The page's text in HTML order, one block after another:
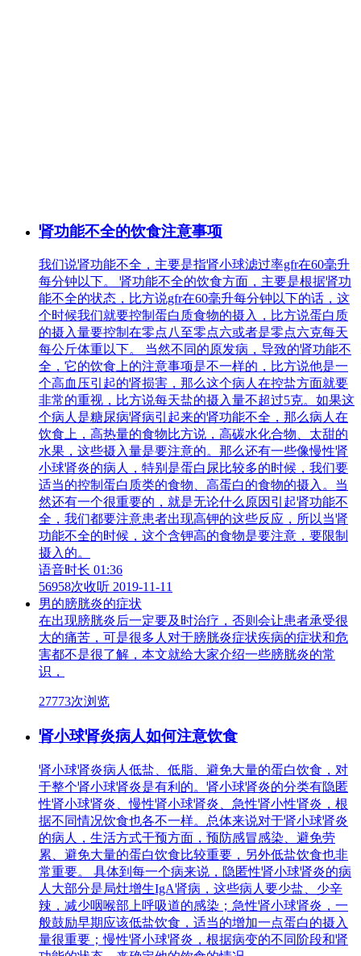
肾功能不全的饮食注意事项
我们说肾功能不全，主要是指肾小球滤过率gfr在60毫升
每分钟以下。 肾功能不全的饮食方面，主要是根据肾功
能不全的状态，比方说gfr在60毫升每分钟以下的话，这
个时候我们就要控制蛋白质食物的摄入，比方说蛋白质
的摄入量要控制在零点八至零点六或者是零点六克每天
每公斤体重以下。 当然不同的原发病，导致的肾功能不
全，它的饮食上的注意事项是不一样的，比方说他是一
个高血压引起的肾损害，那么这个病人在控盐方面就要
非常的重视，比方说每天盐的摄入量不超过5克。如果这
个病人是糖尿病肾病引起来的肾功能不全，那么病人在
饮食上，高热量的食物比方说，高碳水化合物、太甜的
水果，这些摄入量是要注意的。那么还有一些像慢性肾
小球肾炎的病人，特别是蛋白尿比较多的时候，我们要
适当的控制蛋白质类的食物、高蛋白的食物的摄入。当
然还有一个很重要的，就是无论什么原因引起肾功能不
全，我们都要注意患者出现高钾的这些反应，所以当肾
功能不全的时候，这个含钾高的食物是要注意，要限制
摄入的。
语音时长 01:36
56958次收听 2019-11-11
男的膀胱炎的症状
在出现膀胱炎后一定要及时治疗，否则会让患者承受很
大的痛苦，可是很多人对于膀胱炎症状疾病的症状和危
害都不是很了解，本文就给大家介绍一些膀胱炎的常
识，
27773次浏览
肾小球肾炎病人如何注意饮食
肾小球肾炎病人低盐、低脂、避免大量的蛋白饮食，对
于整个肾小球肾炎是有利的。肾小球肾炎的分类有隐匿
性肾小球肾炎、慢性肾小球肾炎、急性肾小性肾炎，根
据不同情况饮食也各不一样。总体来说对于肾小球肾炎
的病人，生活方式干预方面，预防感冒感染、避免劳
累、避免大量的蛋白饮食比较重要，另外低盐饮食也非
常重要。 具体到每一个病来说，隐匿性肾小球肾炎的病
人大部分是局灶增生IgA肾病，这些病人要少盐、少辛
辣，减少咽喉部上呼吸道的感染；急性肾小球肾炎，一
般鼓励早期应该低盐饮食，适当的增加一点蛋白的摄入
量很重要；慢性肾小球肾炎，根据病变的不同阶段和肾